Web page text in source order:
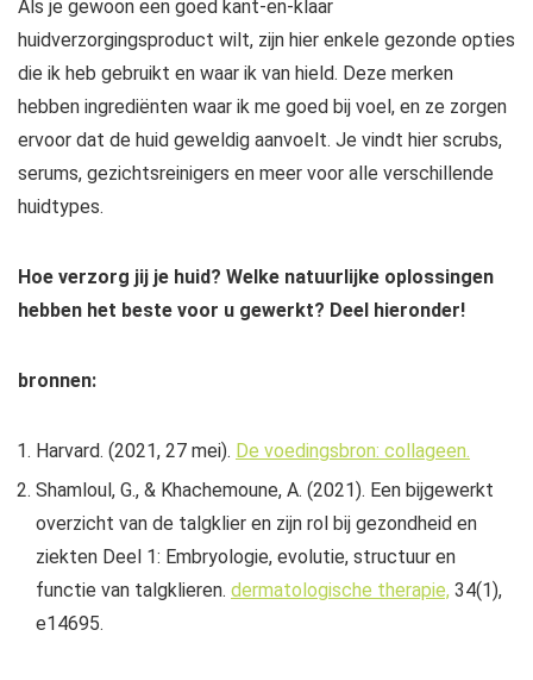
Als je gewoon een goed kant-en-klaar
huidverzorgingsproduct wilt, zijn hier enkele gezonde opties
die ik heb gebruikt en waar ik van hield. Deze merken
hebben ingrediënten waar ik me goed bij voel, en ze zorgen
ervoor dat de huid geweldig aanvoelt. Je vindt hier scrubs,
serums, gezichtsreinigers en meer voor alle verschillende
huidtypes.
Hoe verzorg jij je huid? Welke natuurlijke oplossingen
hebben het beste voor u gewerkt? Deel hieronder!
bronnen:
Harvard. (2021, 27 mei). De voedingsbron: collageen.
Shamloul, G., & Khachemoune, A. (2021). Een bijgewerkt
overzicht van de talgklier en zijn rol bij gezondheid en
ziekten Deel 1: Embryologie, evolutie, structuur en
functie van talgklieren. dermatologische therapie, 34(1),
e14695.